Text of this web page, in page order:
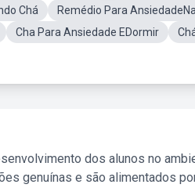
Chá
Remédio Para
Cha Para Ansiedade EDormir
dos alunos no
genuínas e são alimentados